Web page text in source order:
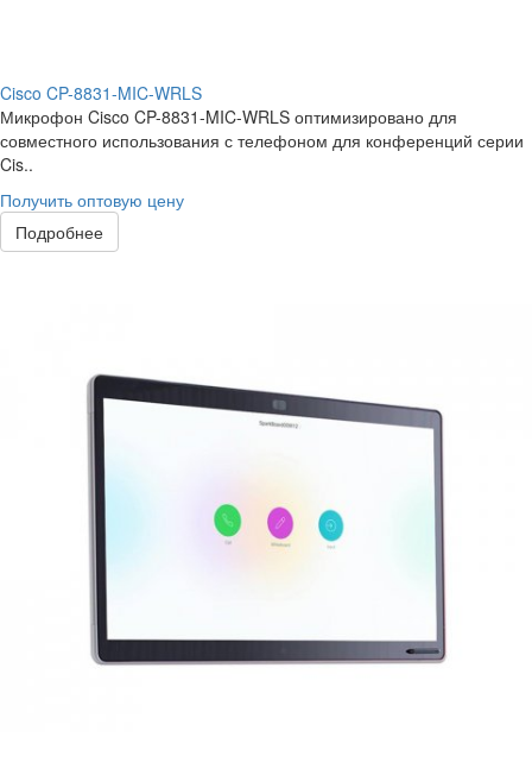
Cisco CP-8831-MIC-WRLS
Микрофон Cisco CP-8831-MIC-WRLS оптимизировано для
совместного использования с телефоном для конференций серии
Cis..
Получить оптовую цену
Подробнее